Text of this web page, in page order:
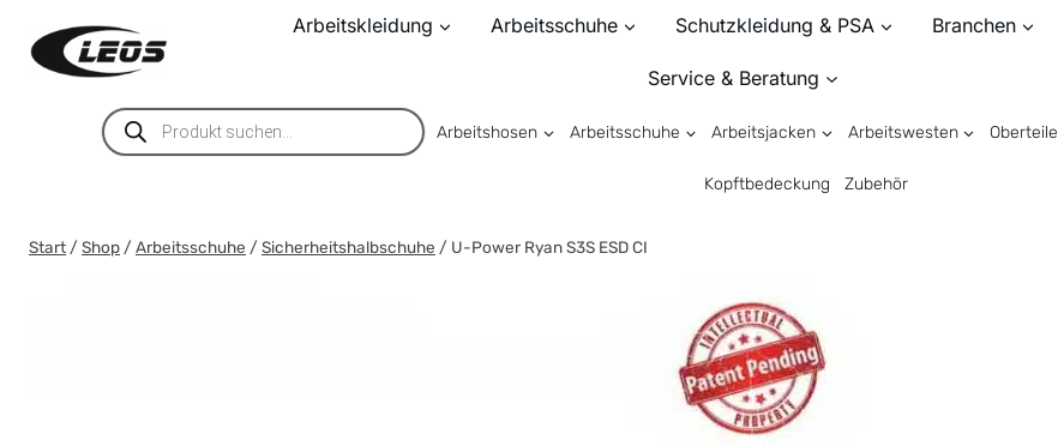
Inhalt
springen
Arbeitskleidung Arbeitsschuhe Schutzkleidung & PSA Branchen
Service & Beratung
Products
search
Arbeitshosen Arbeitsschuhe Arbeitsjacken Arbeitswesten Oberteile
Kopftbedeckung Zubehör
Start / Shop / Arbeitsschuhe / Sicherheitshalbschuhe / U-Power Ryan S3S ESD CI